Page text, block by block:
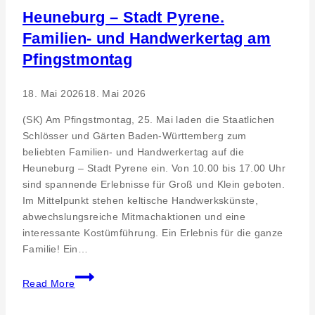
Heuneburg – Stadt Pyrene.
Familien- und Handwerkertag am
Pfingstmontag
18. Mai 202618. Mai 2026
(SK) Am Pfingstmontag, 25. Mai laden die Staatlichen
Schlösser und Gärten Baden-Württemberg zum
beliebten Familien- und Handwerkertag auf die
Heuneburg – Stadt Pyrene ein. Von 10.00 bis 17.00 Uhr
sind spannende Erlebnisse für Groß und Klein geboten.
Im Mittelpunkt stehen keltische Handwerkskünste,
abwechslungsreiche Mitmachaktionen und eine
interessante Kostümführung. Ein Erlebnis für die ganze
Familie! Ein…
Read More
Heuneburg
–